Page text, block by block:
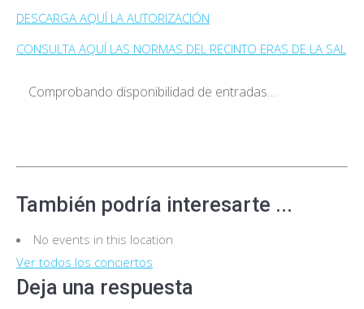
DESCARGA AQUÍ LA AUTORIZACIÓN
CONSULTA AQUÍ LAS NORMAS DEL RECINTO ERAS DE LA SAL
Comprobando disponibilidad de entradas…
También podría interesarte ...
No events in this location
Ver todos los conciertos
Deja una respuesta